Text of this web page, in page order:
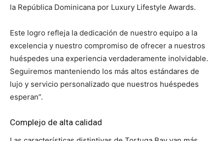
la República Dominicana por Luxury Lifestyle Awards.
Este logro refleja la dedicación de nuestro equipo a la
excelencia y nuestro compromiso de ofrecer a nuestros
huéspedes una experiencia verdaderamente inolvidable.
Seguiremos manteniendo los más altos estándares de
lujo y servicio personalizado que nuestros huéspedes
esperan”.
Complejo de alta calidad